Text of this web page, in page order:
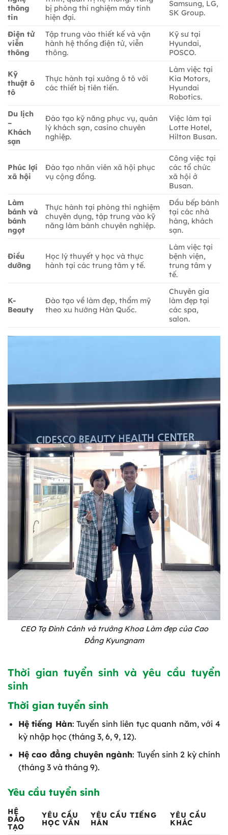
thông
tin
bị phòng thí nghiệm máy tính
hiện đại.
Samsung, LG,
SK Group.
Điện tử
viễn
thông
Tập trung vào thiết kế và vận
hành hệ thống điện tử, viễn
thông.
Kỹ sư tại
Hyundai,
POSCO.
Kỹ
thuật ô
tô
Thực hành tại xưởng ô tô với
các thiết bị tiên tiến.
Làm việc tại
Kia Motors,
Hyundai
Robotics.
Du lịch
–
Khách
sạn
Đào tạo kỹ năng phục vụ, quản
lý khách sạn, casino chuyên
nghiệp.
Việc làm tại
Lotte Hotel,
Hilton Busan.
Phúc lợi
xã hội
Đào tạo nhân viên xã hội phục
vụ cộng đồng.
Công việc tại
các tổ chức
xã hội ở
Busan.
Làm
bánh và
bánh
ngọt
Thực hành tại phòng thí nghiệm
chuyên dụng, tập trung vào kỹ
năng làm bánh chuyên nghiệp.
Đầu bếp bánh
tại các nhà
hàng, khách
sạn.
Điều
dưỡng
Học lý thuyết y học và thực
hành tại các trung tâm y tế.
Làm việc tại
bệnh viện,
trung tâm y
tế.
K-
Beauty
Đào tạo về làm đẹp, thẩm mỹ
theo xu hướng Hàn Quốc.
Chuyên gia
làm đẹp tại
các spa,
salon.
CEO Tạ Đình Cảnh và trưởng Khoa Làm đẹp của Cao
Đẳng Kyungnam
Thời gian tuyển sinh và yêu cầu tuyển
sinh
Thời gian tuyển sinh
Hệ tiếng Hàn: Tuyển sinh liên tục quanh năm, với 4
kỳ nhập học (tháng 3, 6, 9, 12).
Hệ cao đẳng chuyên ngành: Tuyển sinh 2 kỳ chính
(tháng 3 và tháng 9).
Yêu cầu tuyển sinh
HỆ
ĐÀO
TẠO
YÊU CẦU
HỌC VẤN
YÊU CẦU TIẾNG
HÀN
YÊU CẦU
KHÁC